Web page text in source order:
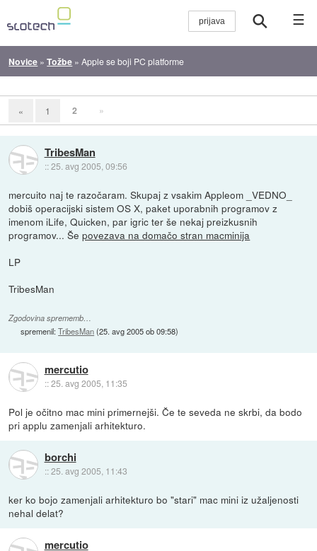
☰
Novice »Tožbe »Apple se boji PC platforme
« 1 2 »
TribesMan
::25. avg 2005, 09:56
mercuito naj te razočaram. Skupaj z vsakim Appleom _VEDNO_
dobiš operacijski sistem OS X, paket uporabnih programov z
imenom iLife, Quicken, par igric ter še nekaj preizkusnih
programov... Šepovezava na domačo stran macminija
LP
TribesMan
Zgodovina sprememb…
spremenil:TribesMan(25. avg 2005 ob 09:58)
mercutio
::25. avg 2005, 11:35
Pol je očitno mac mini primernejši. Če te seveda ne skrbi, da bodo
pri applu zamenjali arhitekturo.
borchi
::25. avg 2005, 11:43
ker ko bojo zamenjali arhitekturo bo "stari" mac mini iz užaljenosti
nehal delat?
mercutio